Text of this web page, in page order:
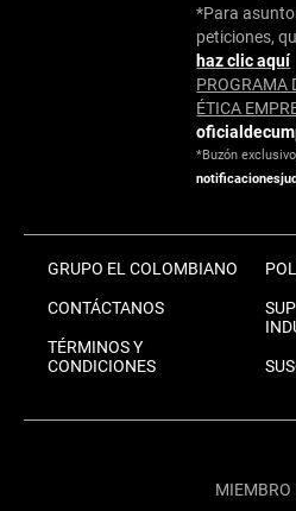
*Para
peticiones,
haz clic aquí
PROGRAMA
ÉTICA
*Buzón
GRUPO EL COLOMBIANO
CONTÁCTANOS
TÉRMINOS Y
CONDICIONES
MIEMBRO